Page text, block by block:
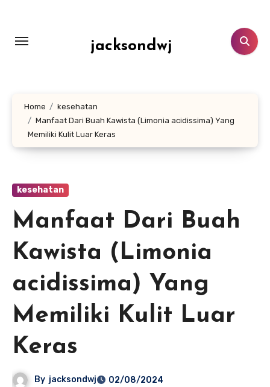
konten
jacksondwj
Home
kesehatan
Manfaat Dari Buah Kawista (Limonia acidissima) Yang
Memiliki Kulit Luar Keras
kesehatan
Manfaat Dari Buah
Kawista (Limonia
acidissima) Yang
Memiliki Kulit Luar
Keras
By jacksondwj
02/08/2024